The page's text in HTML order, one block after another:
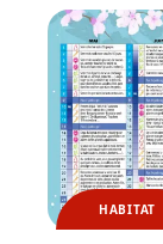
HABITAT